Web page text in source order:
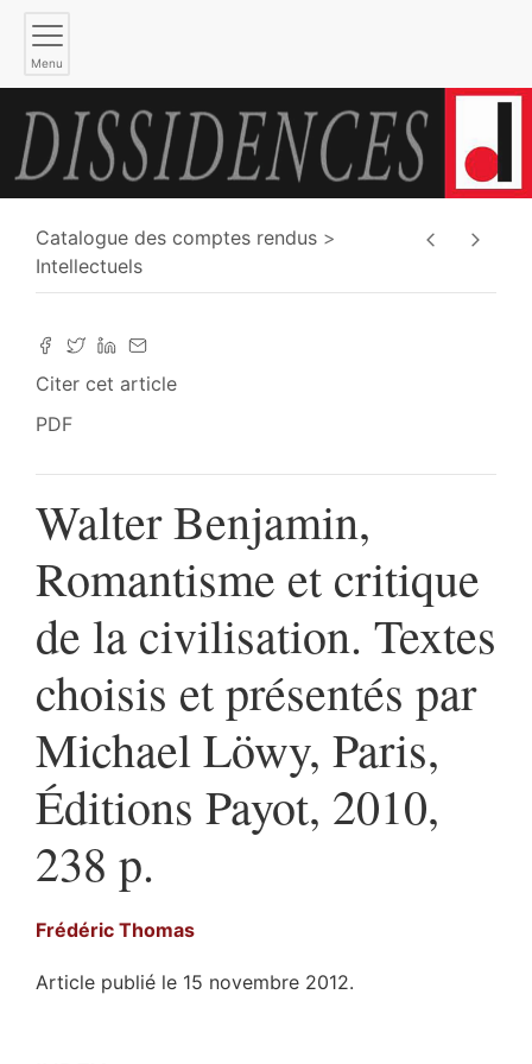
Menu
Catalogue des comptes rendus
Intellectuels
Citer cet article
PDF
Walter Benjamin,
Romantisme et critique
de la civilisation. Textes
choisis et présentés par
Michael Löwy, Paris,
Éditions Payot, 2010,
238 p.
Frédéric Thomas
Article publié le 15 novembre 2012.